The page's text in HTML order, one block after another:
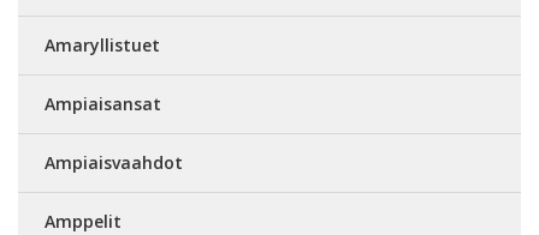
Amaryllistuet
Ampiaisansat
Ampiaisvaahdot
Amppelit